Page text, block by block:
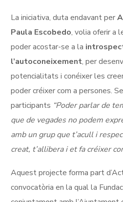
La iniciativa, duta endavant per
Paula Escobedo, volia oferir a
poder acostar-se a la
l’autoconeixement, per
potencialitats i conéixer les
poder créixer com a persones.
participants “Poder parlar de
que de vegades no podem
amb un grup que t’acull i
creat, t’allibera i et fa créixer
Aquest projecte forma part d’
convocatòria en la qual la